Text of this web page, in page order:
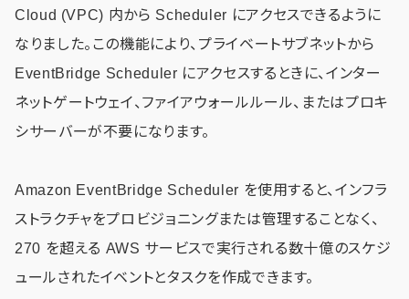
Cloud (VPC) 内から Scheduler にアクセスできるように
なりました。この機能により、プライベートサブネットから
EventBridge Scheduler にアクセスするときに、インター
ネットゲートウェイ、ファイアウォールルール、またはプロキ
シサーバーが不要になります。
Amazon EventBridge Scheduler を使用すると、インフラ
ストラクチャをプロビジョニングまたは管理することなく、
270 を超える AWS サービスで実行される数十億のスケジ
ュールされたイベントとタスクを作成できます。